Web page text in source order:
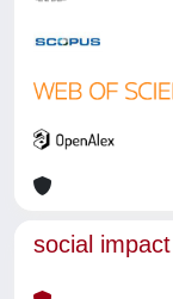
social impact